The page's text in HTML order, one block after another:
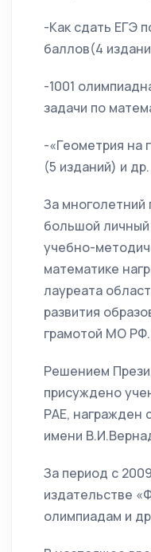
-Как сдать ЕГЭ
баллов(4
-1001
задачи по
-«Геометрия на
(5 изданий) и др.
За многолетний
большой личный
учебно-
математике
лауреата
развития
грамотой МО РФ.
Решением
присуждено
РАЕ, награжден
имени
За период с
издательстве
олимпиадам и